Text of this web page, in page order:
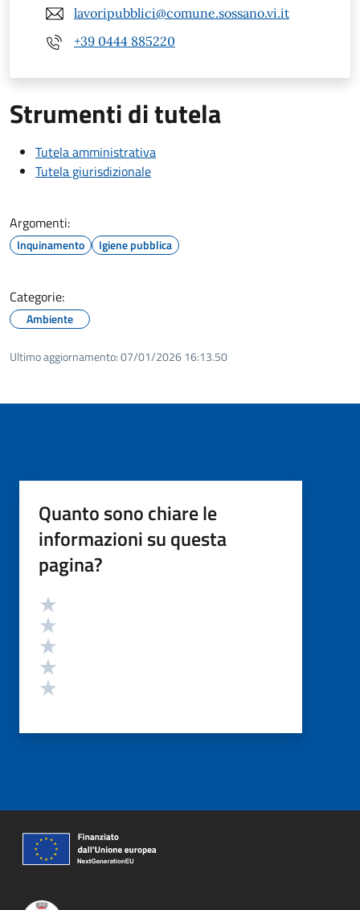
lavoripubblici@comune.sossano.vi.it
+39 0444 885220
Strumenti di tutela
Tutela amministrativa
Tutela giurisdizionale
Argomenti:
Inquinamento Igiene pubblica
Categorie:
Ambiente
Ultimo aggiornamento:07/01/2026 16:13.50
Quanto sono chiare le
informazioni su questa
pagina?
Valutazione